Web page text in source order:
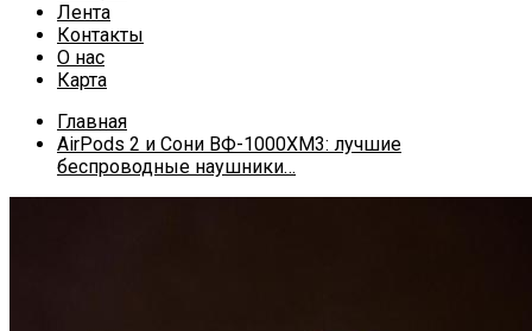
Лента
Контакты
О нас
Карта
Главная
AirPods 2 и Сони ВФ-1000XM3: лучшие
беспроводные наушники…